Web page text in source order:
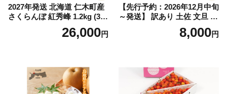
2027年発送 北海道 仁木町産
さくらんぼ 紅秀峰 1.2kg (300
g×4パック) Lサイズ以上 旬
桜桃 産地直送 サクランボ チ
26,000円
【先行予約：2026年12月中旬
～発送】 訳あり 土佐 文旦 8k
g (Mサイズ以上サイズミック
ス) 8000円 わけあり ぶんた
産 農家直送 期間限定 特産品
サイズミックス くらもとフ
ァーム 愛南町 愛媛県
8,000円